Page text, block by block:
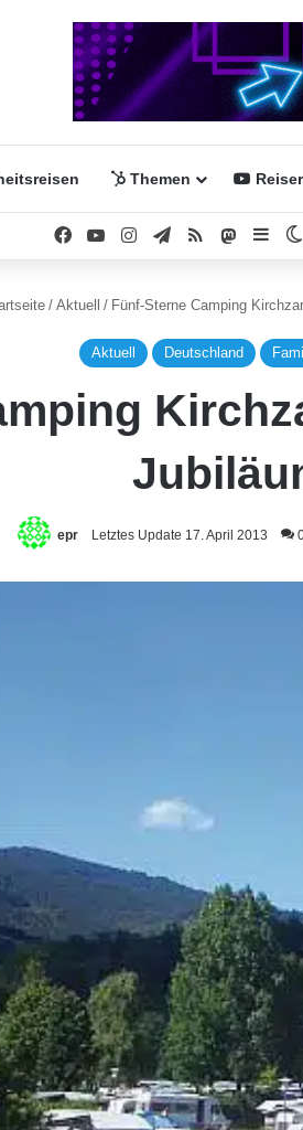
Themen
FacebookYouTubeInstagramTelegram
RSS Mastodon
/ Aktuell / Fünf-Sterne Camping
Aktuell Deutschland
epr Letztes Update 17. April 2013